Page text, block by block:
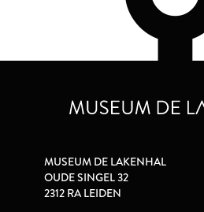
MUSEUM DE LAKENHAL
OUDE SINGEL 32
2312 RA LEIDEN